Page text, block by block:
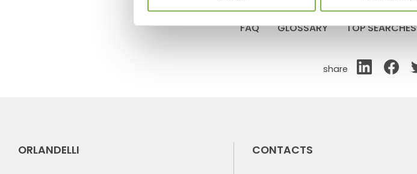
FAQ GLOSSARY TOP SEARCHES
share
ORLANDELLI CONTACTS